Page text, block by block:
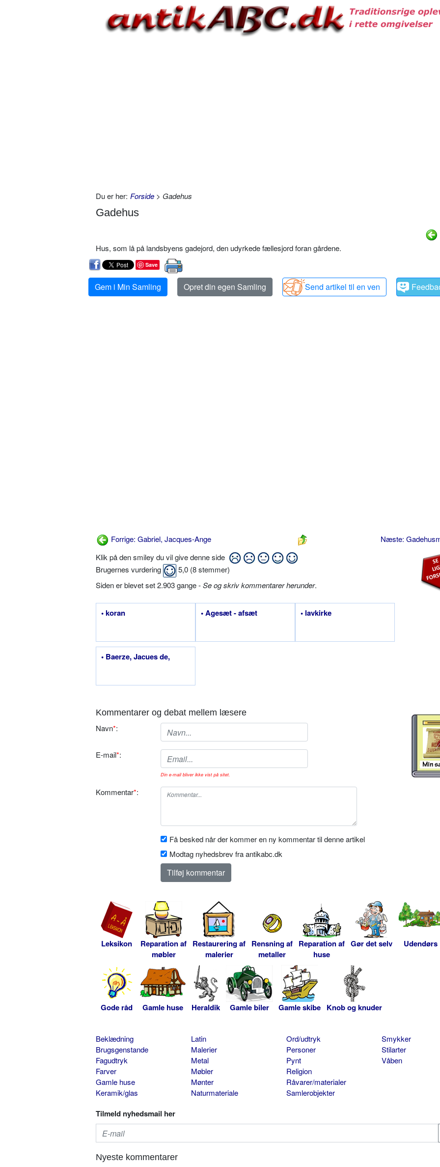
Du er her: Forside > Gadehus
Gadehus
Hus, som lå på landsbyens gadejord, den udyrkede fællesjord foran gårdene.
Save
Gem i Min Samling Opret din egen Samling Send artikel til en ven
Forrige: Gabriel, Jacques-Ange
Næste:
Klik på den smiley du vil give denne side
Brugernes vurdering
5,0 (8stemmer)
Siden er blevet set 2.903 gange -Se og skriv kommentarer herunder.
• koran • Agesæt - afsæt • lavkirke
• Baerze, Jacues de,
Kommentarer og debat mellem læsere
Navn*:
E-mail*:
Din e-mail bliver ikke vist på sitet.
Kommentar*:
Få besked når der kommer en ny kommentar til denne artikel
Modtag nyhedsbrev fra antikabc.dk
Leksikon
Reparation af
møbler
Restaurering af
malerier
Rensning af
metaller
Reparation af
huse
Gør det selv Udendørs
Gode råd Gamle huse Heraldik Gamle biler Gamle skibe Knob og knuder
Beklædning
Brugsgenstande
Fagudtryk
Farver
Gamle huse
Keramik/glas
Latin
Malerier
Metal
Møbler
Mønter
Naturmateriale
Ord/udtryk
Personer
Pynt
Religion
Råvarer/materialer
Samlerobjekter
Smykker
Stilarter
Våben
Tilmeld nyhedsmail her
Nyeste kommentarer